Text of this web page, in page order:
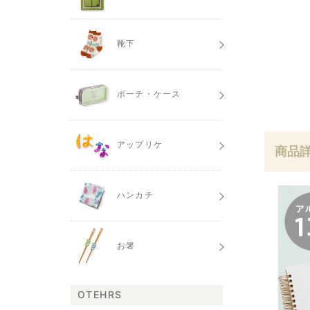
商品
靴下
ポーチ・ケース
アップリケ
ハンカチ
お箸
OTEHRS